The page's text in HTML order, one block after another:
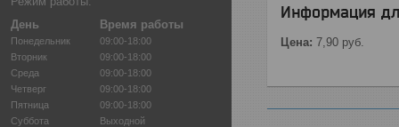
День
Время работы
Понедельник
09:00-18:00
Вторник
09:00-18:00
Среда
09:00-18:00
Четверг
09:00-18:00
Пятница
09:00-18:00
Суббота
Выходной
Информация
Цена: 7,90 руб.